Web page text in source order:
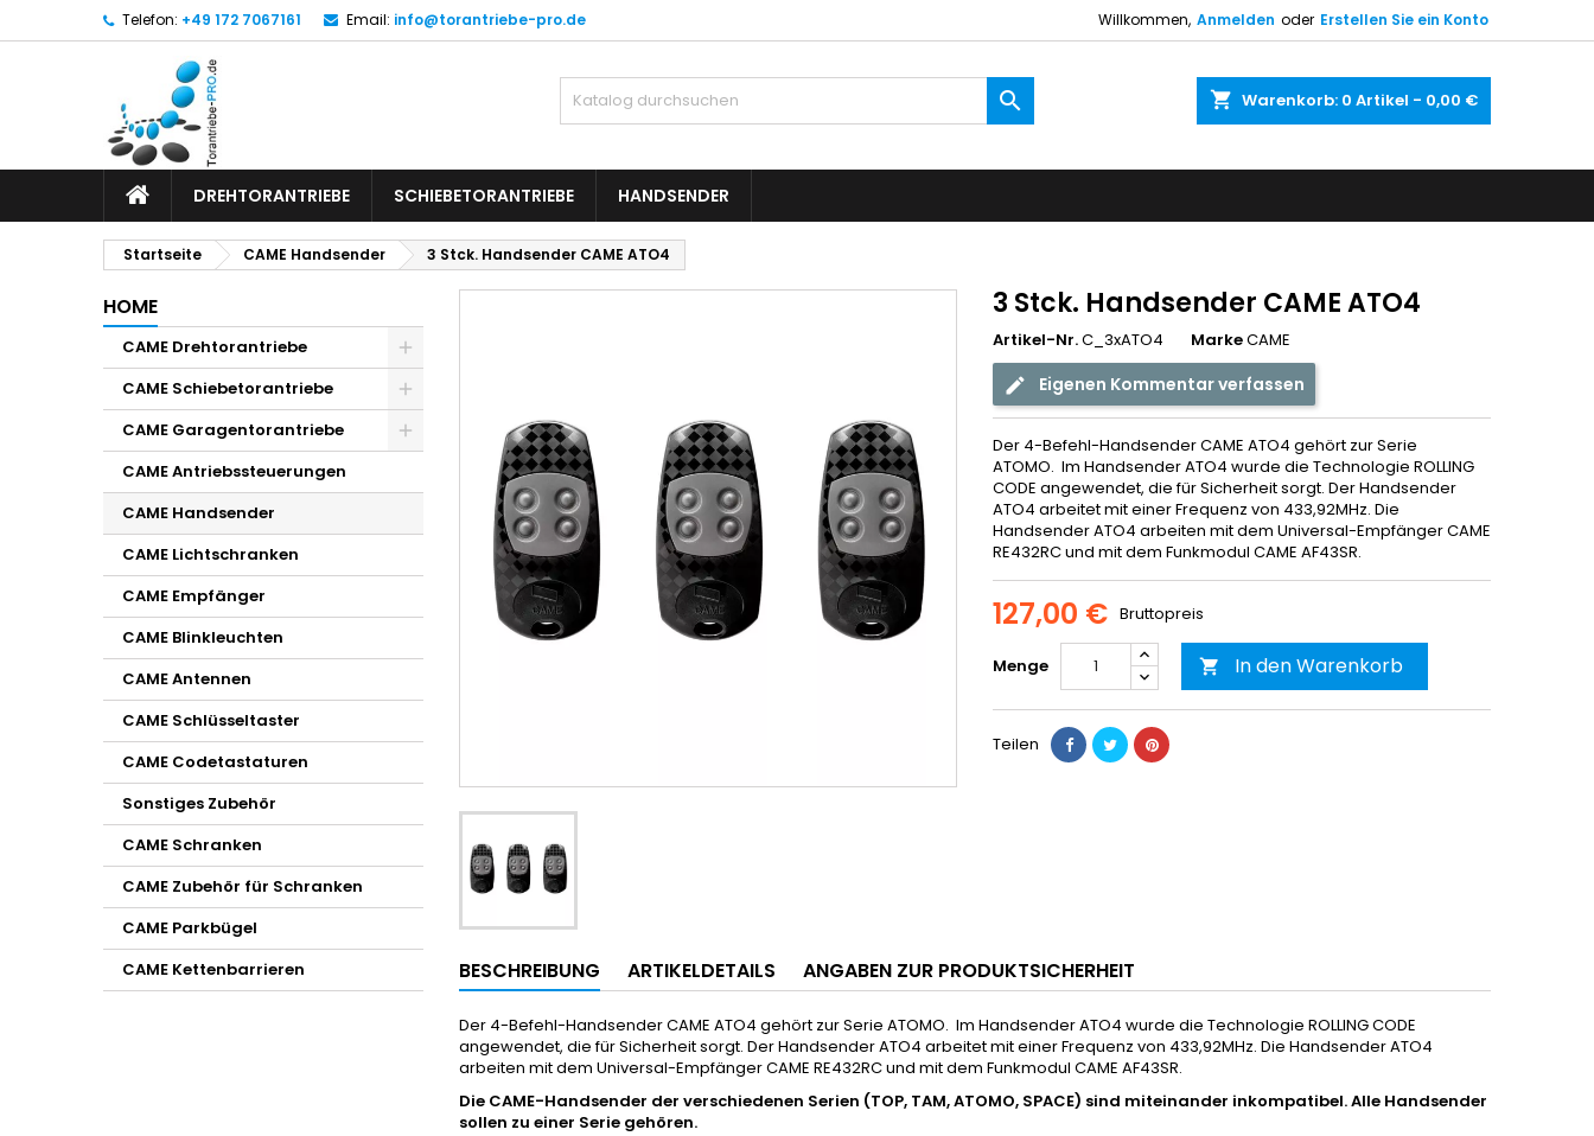
Telefon: +49 172 7067161 Email: info@torantriebe-pro.de Willkommen, Anmelden oder Erstellen Sie ein Konto
shopping_cart Warenkorb: 0 Artikel - 0,00 €

DREHTORANTRIEBE SCHIEBETORANTRIEBE HANDSENDER
Startseite CAME Handsender 3 Stck. Handsender CAME ATO4
HOME
CAME Drehtorantriebe
CAME Schiebetorantriebe
CAME Garagentorantriebe
CAME Antriebssteuerungen
CAME Handsender
CAME Lichtschranken
CAME Empfänger
CAME Blinkleuchten
CAME Antennen
CAME Schlüsseltaster
CAME Codetastaturen
Sonstiges Zubehör
CAME Schranken
CAME Zubehör für Schranken
CAME Parkbügel
CAME Kettenbarrieren
3 Stck. Handsender CAME ATO4
Artikel-Nr.C_3xATO4 MarkeCAME
Eigenen Kommentar verfassen
Der 4-Befehl-Handsender CAME ATO4 gehört zur Serie
ATOMO. Im Handsender ATO4 wurde die Technologie ROLLING
CODE angewendet, die für Sicherheit sorgt. Der Handsender
ATO4 arbeitet mit einer Frequenz von 433,92MHz. Die
Handsender ATO4 arbeiten mit dem Universal-Empfänger CAME
RE432RC und mit dem Funkmodul CAME AF43SR.
127,00 € Bruttopreis
Menge  In den Warenkorb
Teilen
BESCHREIBUNG ARTIKELDETAILS ANGABEN ZUR PRODUKTSICHERHEIT
Der 4-Befehl-Handsender CAME ATO4 gehört zur Serie ATOMO. Im Handsender ATO4 wurde die Technologie ROLLING CODE
angewendet, die für Sicherheit sorgt. Der Handsender ATO4 arbeitet mit einer Frequenz von 433,92MHz. Die Handsender ATO4
arbeiten mit dem Universal-Empfänger CAME RE432RC und mit dem Funkmodul CAME AF43SR.
Die CAME-Handsender der verschiedenen Serien (TOP, TAM, ATOMO, SPACE) sind miteinander inkompatibel.Alle Handsender
sollen zu einer Serie gehören.